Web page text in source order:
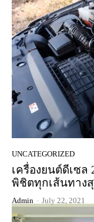
UNCATEGORIZED
เครื่องยนต์ดีเซล
พิชิตทุกเส้นทาง
Admin - July 22, 2021